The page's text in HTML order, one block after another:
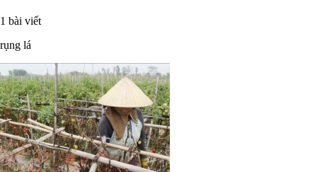
1 bài viết
rụng lá